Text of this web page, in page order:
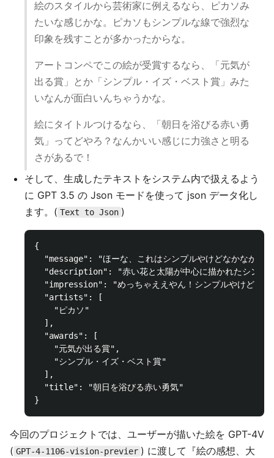
絵のスタイルから芸術家に例えるなら、ピカソみ
たいな感じかな。ピカソもシンプルな線で強烈な
印象を残すことが多かったからな。
アートコンペでこの絵が受賞するなら、「元気が
出る賞」とか「シンプル・イズ・ベスト賞」みた
いなんが面白いんちゃうかな。
絵にタイトルつけるなら、「朝日を浴びる赤い勇
気」ってどやろ？なんかいい感じに力強さと明る
さがあるで！
そして、生成したテキストをシステム内で扱えるよう
に GPT 3.5 の Json モードを使って json データ化し
ます。( Text to Json )
{
"message": "ほーな、これはシンプルやけどなかなか明
"description": "赤い花と太陽が中心に描かれたシンプ
"impression": "めっちゃええやん！シンプルやけどめっ
  "artists": [
    "ピカソ"
  ],
  "awards": [
    "元気が出る賞",
    "シンプル・イズ・ベスト賞"
  ],
  "title": "朝日を浴びる赤い勇気"
今回のプロジェクトでは、ユーザーが描いた絵を GPT-4V
( GPT-4-1106-vision-previer ) に渡して『絵の感想、大